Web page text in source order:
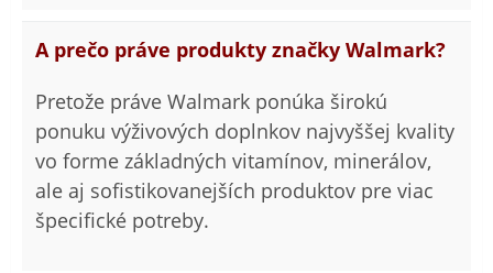
A prečo práve produkty značky Walmark?
Pretože práve Walmark ponúka širokú
ponuku výživových doplnkov najvyššej kvality
vo forme základných vitamínov, minerálov,
ale aj sofistikovanejších produktov pre viac
špecifické potreby.